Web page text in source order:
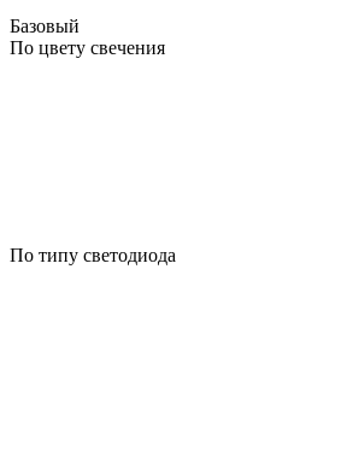
Базовый
По цвету свечения
По типу светодиода